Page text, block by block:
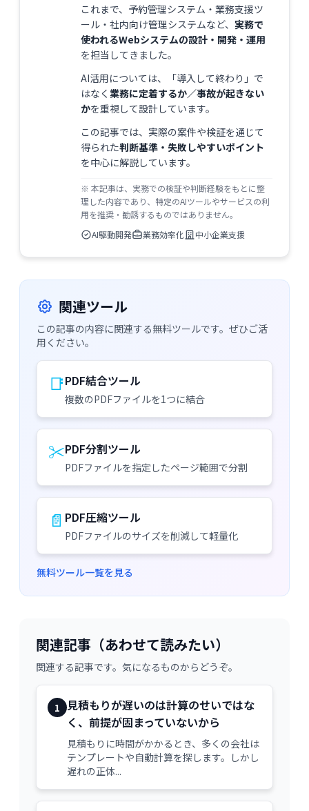
これまで、予約管理システム・業務支援ツ
ール・社内向け管理システムなど、 実務で
使われるWebシステムの設計・開発・運用
を担当してきました。
AI活用については、「導入して終わり」で
はなく 業務に定着するか／事故が起きない
かを重視して設計しています。
この記事では、実際の案件や検証を通じて
得られた判断基準・失敗しやすいポイント
を中心に解説しています。
※ 本記事は、実務での検証や判断経験をもとに整
理した内容であり、特定のAIツールやサービスの利
用を推奨・勧誘するものではありません。
AI駆動開発
業務効率化 中小企業支援
関連ツール
この記事の内容に関連する無料ツールです。ぜひご活
用ください。
📑PDF結合ツール
複数のPDFファイルを1つに結合
✂️PDF分割ツール
PDFファイルを指定したページ範囲で分割
📄 PDF圧縮ツール
PDFファイルのサイズを削減して軽量化
無料ツール一覧を見る
関連記事（あわせて読みたい）
関連する記事です。気になるものからどうぞ。
1
見積もりが遅いのは計算のせいではな
く、前提が固まっていないから
見積もりに時間がかかるとき、多くの会社は
テンプレートや自動計算を探します。しかし
遅れの正体...